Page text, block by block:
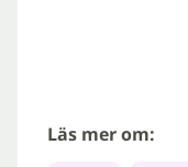
Läs mer om: